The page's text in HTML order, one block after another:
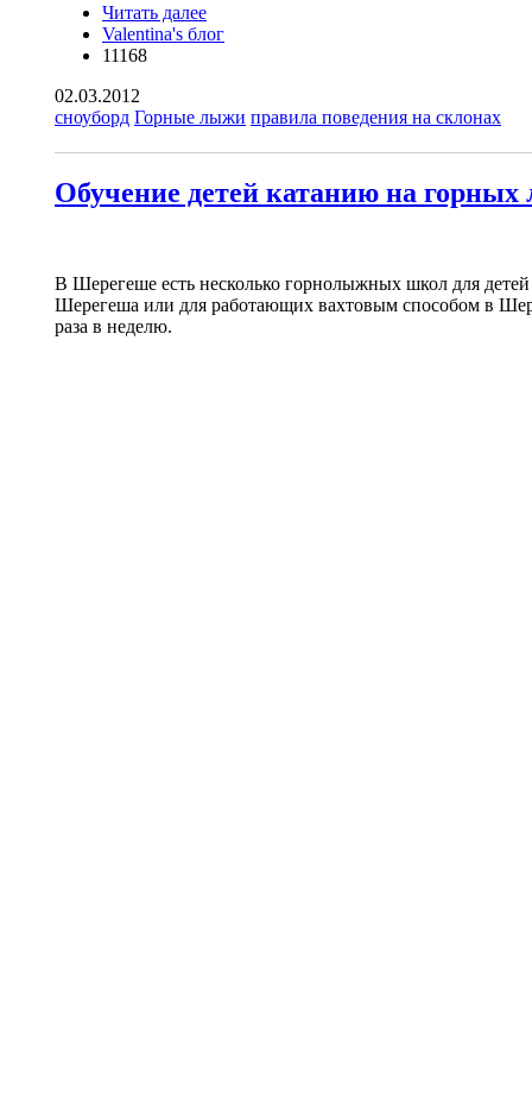
Читать далее
склонах
Valentina's блог
11168
02.03.2012
сноуборд Горные лыжи правила поведения на склонах
Обучение детей катанию на
В Шерегеше есть несколько горнолыжных школ для
Шерегеша или для работающих вахтовым способом в
раза в неделю.